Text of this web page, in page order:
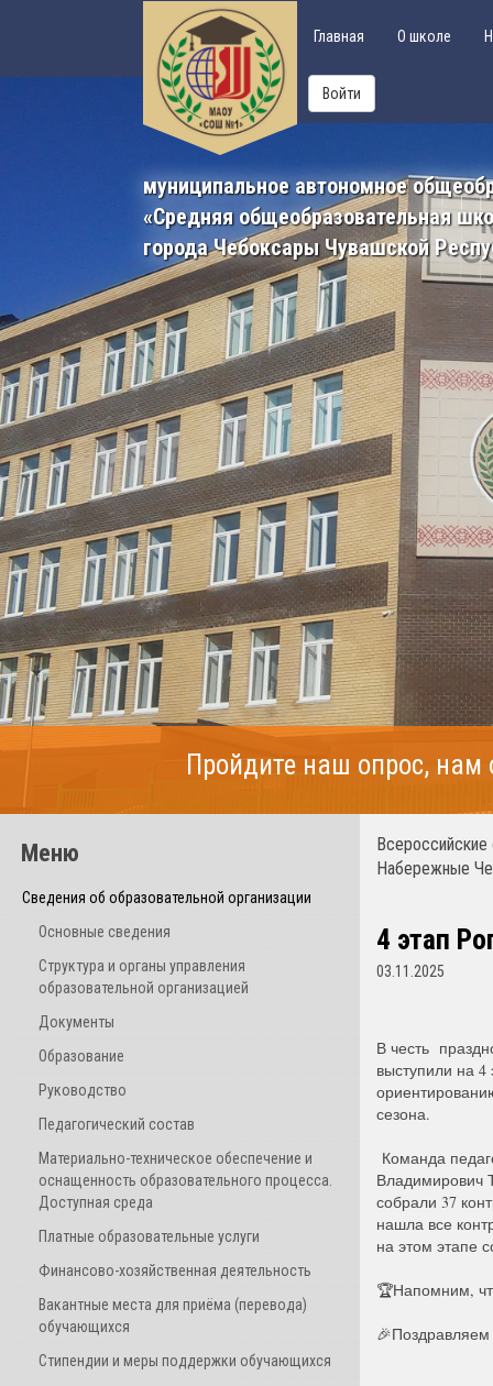
Главная О школе
Войти
муниципальное автономное
«Средняя общеобразовательная
города Чебоксары Чувашской
Пройдите наш опрос,
Меню
Сведения об образовательной организации
Основные сведения
Структура и органы управления
образовательной организацией
Документы
Образование
Руководство
Педагогический состав
Материально-техническое обеспечение и
оснащенность образовательного процесса.
Доступная среда
Платные образовательные услуги
Финансово-хозяйственная деятельность
Вакантные места для приёма (перевода)
обучающихся
Стипендии и меры поддержки обучающихся
Всероссийские
Набережные
4 этап
03.11.2025
В честь
выступили на 4
сезона.
Команда
Владимирович
собрали 37
нашла все
на этом этапе
🏆Напомним,